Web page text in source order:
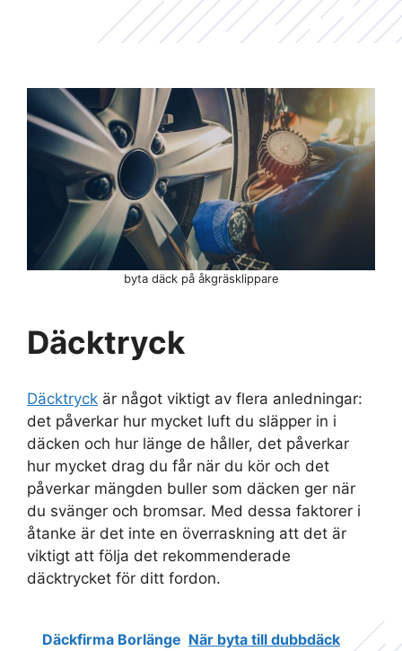
byta däck på åkgräsklippare
Däcktryck
Däcktryck är något viktigt av flera anledningar:
det påverkar hur mycket luft du släpper in i
däcken och hur länge de håller, det påverkar
hur mycket drag du får när du kör och det
påverkar mängden buller som däcken ger när
du svänger och bromsar. Med dessa faktorer i
åtanke är det inte en överraskning att det är
viktigt att följa det rekommenderade
däcktrycket för ditt fordon.
Däckfirma Borlänge När byta till dubbdäck